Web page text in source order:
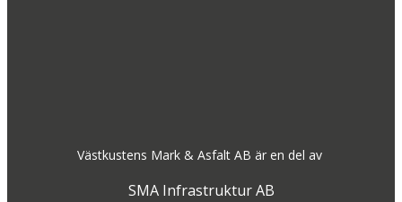
Västkustens Mark & Asfalt AB är en del av
SMA Infrastruktur AB